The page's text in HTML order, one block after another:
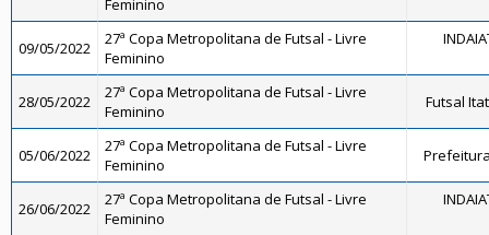
Feminino
09/05/2022
27ª Copa Metropolitana de Futsal - Livre
Feminino
28/05/2022
27ª Copa Metropolitana de Futsal - Livre
Feminino
Futsal
05/06/2022
27ª Copa Metropolitana de Futsal - Livre
Feminino
26/06/2022
27ª Copa Metropolitana de Futsal - Livre
Feminino